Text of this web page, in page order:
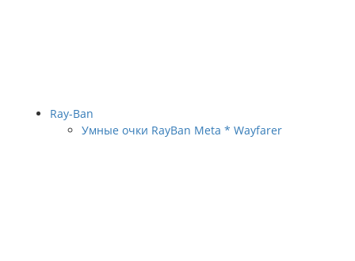
Ray-Ban
Умные очки RayBan Meta * Wayfarer